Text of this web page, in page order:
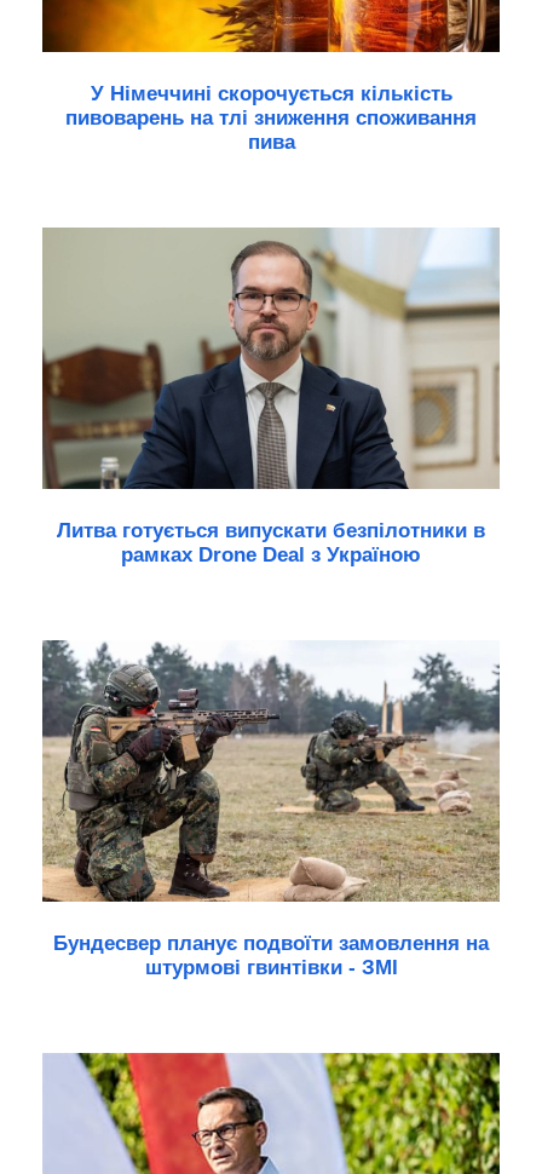
У Німеччині скорочується кількість
пивоварень на тлі зниження споживання
пива
Литва готується випускати безпілотники в
рамках Drone Deal з Україною
Бундесвер планує подвоїти замовлення на
штурмові гвинтівки - ЗМІ